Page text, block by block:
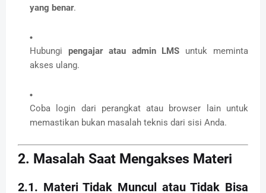
yang benar.
Hubungi pengajar atau admin LMS untuk meminta
akses ulang.
Coba login dari perangkat atau browser lain untuk
memastikan bukan masalah teknis dari sisi Anda.
2. Masalah Saat Mengakses Materi
2.1. Materi Tidak Muncul atau Tidak Bisa